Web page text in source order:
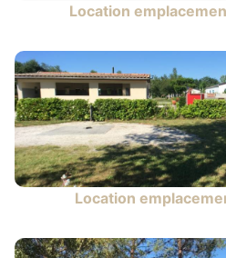
Location
Location